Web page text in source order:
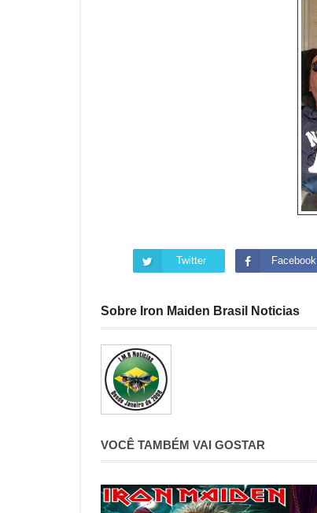
Twitter Facebook
Sobre Iron Maiden Brasil Noticias
VOCÊ TAMBÉM VAI GOSTAR